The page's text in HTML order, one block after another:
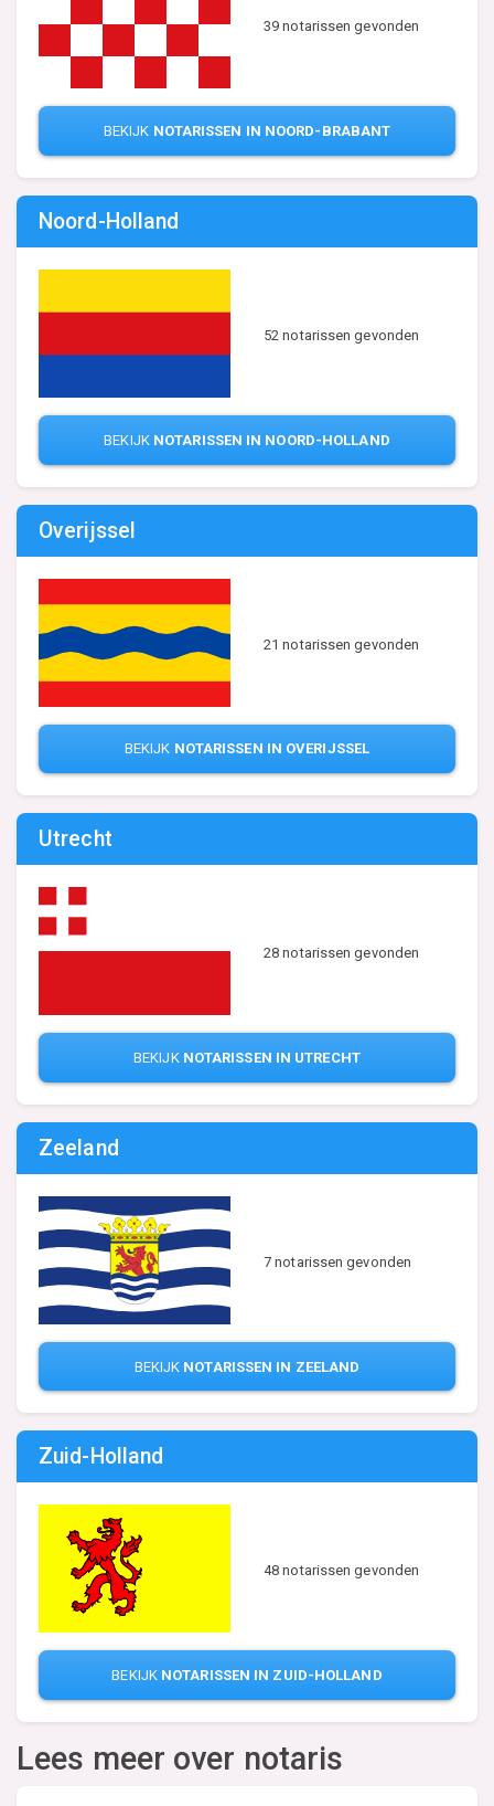
39 notarissen gevonden
BEKIJK NOTARISSEN IN NOORD-BRABANT
Noord-Holland
52 notarissen gevonden
BEKIJK NOTARISSEN IN NOORD-HOLLAND
Overijssel
21 notarissen gevonden
BEKIJK NOTARISSEN IN OVERIJSSEL
Utrecht
28 notarissen gevonden
BEKIJK NOTARISSEN IN UTRECHT
Zeeland
7 notarissen gevonden
BEKIJK NOTARISSEN IN ZEELAND
Zuid-Holland
48 notarissen gevonden
BEKIJK NOTARISSEN IN ZUID-HOLLAND
Lees meer over notaris